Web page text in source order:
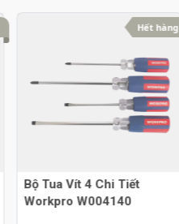
Hết hàng
Bộ Tua Vít 4 Chi Tiết
Workpro W004140